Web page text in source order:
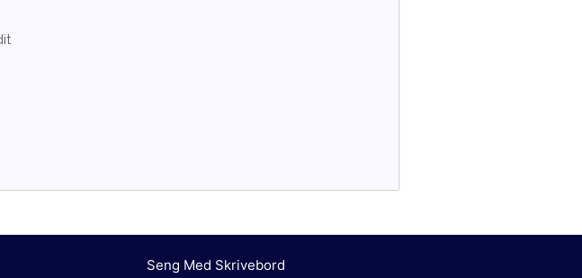
Seng Med Skrivebord